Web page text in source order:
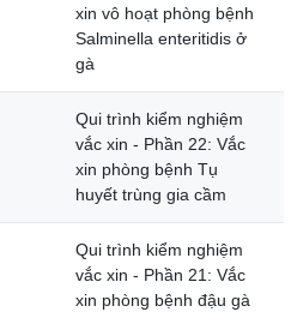
xin vô hoạt phòng bệnh
Salminella enteritidis ở
gà
Qui trình kiểm nghiệm
vắc xin - Phần 22: Vắc
xin phòng bệnh Tụ
huyết trùng gia cầm
Qui trình kiểm nghiệm
vắc xin - Phần 21: Vắc
xin phòng bệnh đậu gà